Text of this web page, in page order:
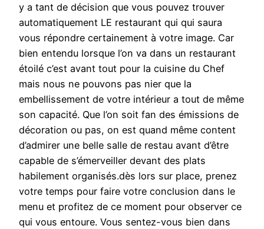
y a tant de décision que vous pouvez trouver
automatiquement LE restaurant qui qui saura
vous répondre certainement à votre image. Car
bien entendu lorsque l’on va dans un restaurant
étoilé c’est avant tout pour la cuisine du Chef
mais nous ne pouvons pas nier que la
embellissement de votre intérieur a tout de même
son capacité. Que l’on soit fan des émissions de
décoration ou pas, on est quand même content
d’admirer une belle salle de restau avant d’être
capable de s’émerveiller devant des plats
habilement organisés.dès lors sur place, prenez
votre temps pour faire votre conclusion dans le
menu et profitez de ce moment pour observer ce
qui vous entoure. Vous sentez-vous bien dans